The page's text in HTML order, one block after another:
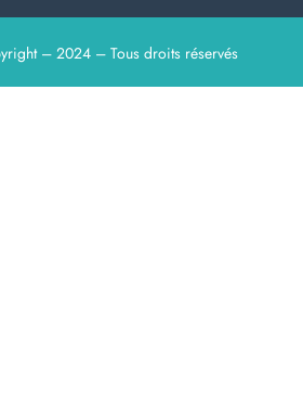
– 2024 – Tous droits réservés